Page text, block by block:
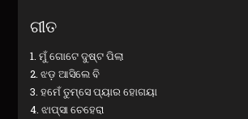
ଗୀତ
1. ମୁଁ ଗୋଟେ ଦୁଷ୍ଟ ପିଲା
2. ଝଡ଼ ଆସିଲେ ବି
3. ହ‌ମେଁ ତୁମ୍‌ସେ ପ୍ୟାର ହୋଗୟା
4. ଝାପ୍‌ସା ଚେହେରା